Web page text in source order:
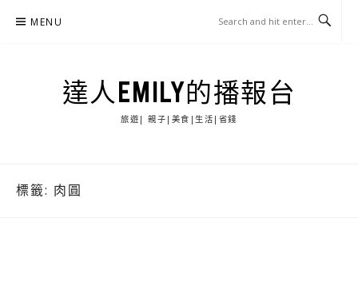
MENU
達人EMILY的播報台
旅遊| 親子|美食|生活|省錢
標籤: 肉圓